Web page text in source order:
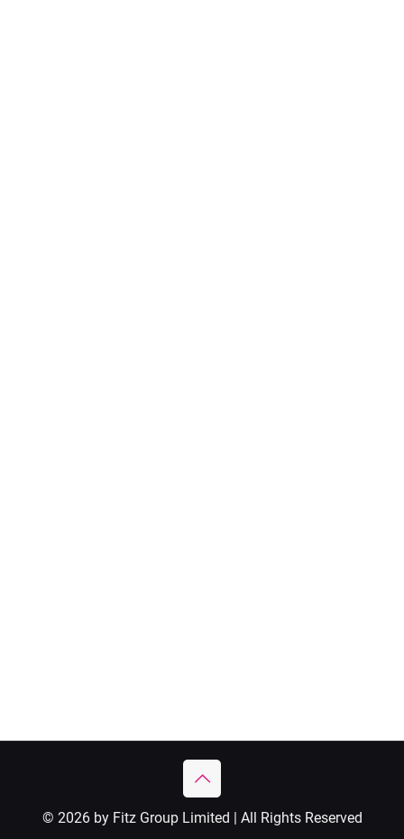
© 2026 by Fitz Group Limited | All Rights Reserved